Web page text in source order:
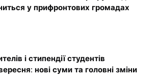
у прифронтових громадах
і стипендії студентів
нові суми та головні зміни